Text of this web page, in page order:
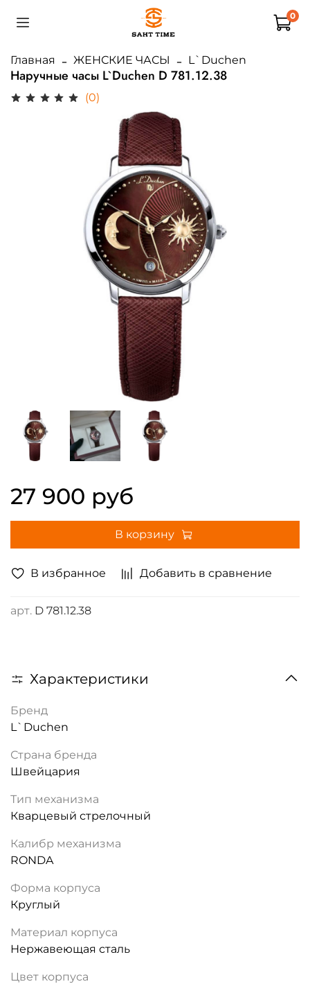
0
Главная ЖЕНСКИЕ ЧАСЫ L`Duchen
Наручные часы L`Duchen D 781.12.38
(0)
В избранное Добавить в сравнение
арт. D 781.12.38
27 900 руб
В корзину
Характеристики
Бренд
L`Duchen
Страна бренда
Швейцария
Тип механизма
Кварцевый стрелочный
Калибр механизма
RONDA
Форма корпуса
Круглый
Материал корпуса
Нержавеющая сталь
Цвет корпуса